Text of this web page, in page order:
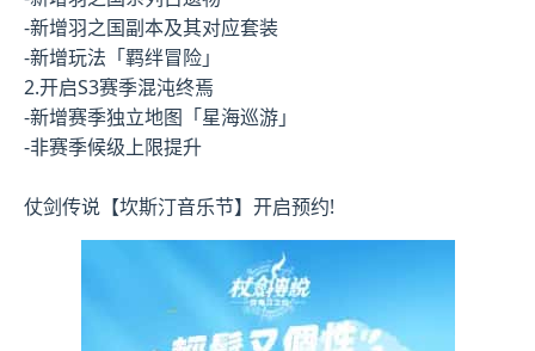
-新增羽之国副本及其对应套装
-新增玩法「羁绊冒险」
2.开启S3赛季混沌终焉
-新增赛季独立地图「星海巡游」
-非赛季候级上限提升
仗剑传说【坎斯汀音乐节】开启预约!